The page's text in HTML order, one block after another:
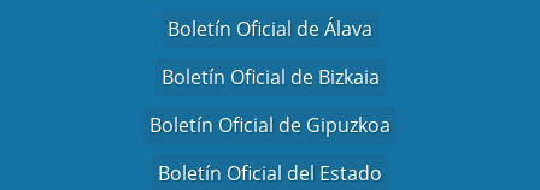
Boletín Oficial de Álava
Boletín Oficial de Bizkaia
Boletín Oficial de Gipuzkoa
Boletín Oficial del Estado